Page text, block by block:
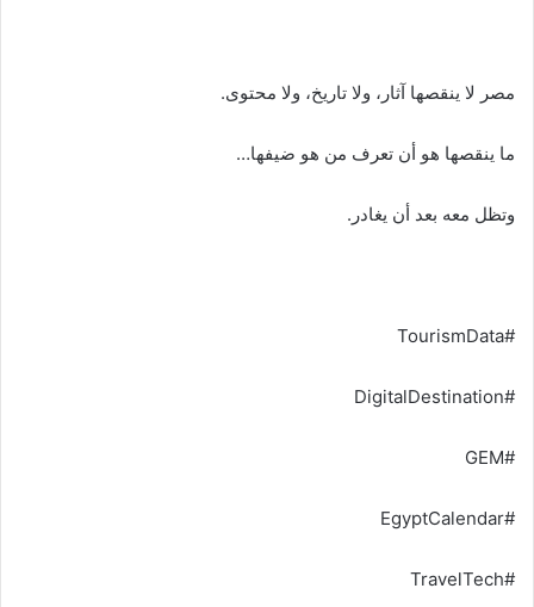
مصر لا ينقصها آثار، ولا تاريخ، ولا محتوى.
ما ينقصها هو أن تعرف من هو ضيفها…
وتظل معه بعد أن يغادر.
#TourismData
#DigitalDestination
#GEM
#EgyptCalendar
#TravelTech